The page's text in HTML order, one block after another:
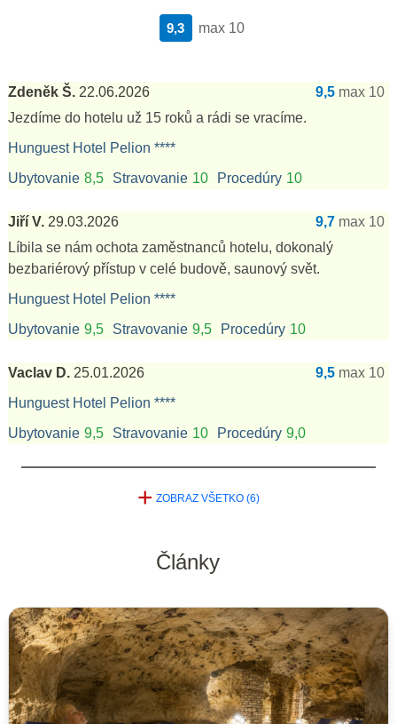
max 10
9,3
Zdeněk Š. 22.06.2026 9,5 max 10
Jezdíme do hotelu už 15 roků a rádi se vracíme.
Hunguest Hotel Pelion ****
Ubytovanie 8,5 Stravovanie 10 Procedúry 10
Jiří V. 29.03.2026 9,7 max 10
Líbila se nám ochota zaměstnanců hotelu, dokonalý
bezbariérový přístup v celé budově, saunový svět.
Hunguest Hotel Pelion ****
Ubytovanie 9,5 Stravovanie 9,5 Procedúry 10
Vaclav D. 25.01.2026 9,5 max 10
Hunguest Hotel Pelion ****
Ubytovanie 9,5 Stravovanie 10 Procedúry 9,0
+ ZOBRAZ VŠETKO (6)
Články